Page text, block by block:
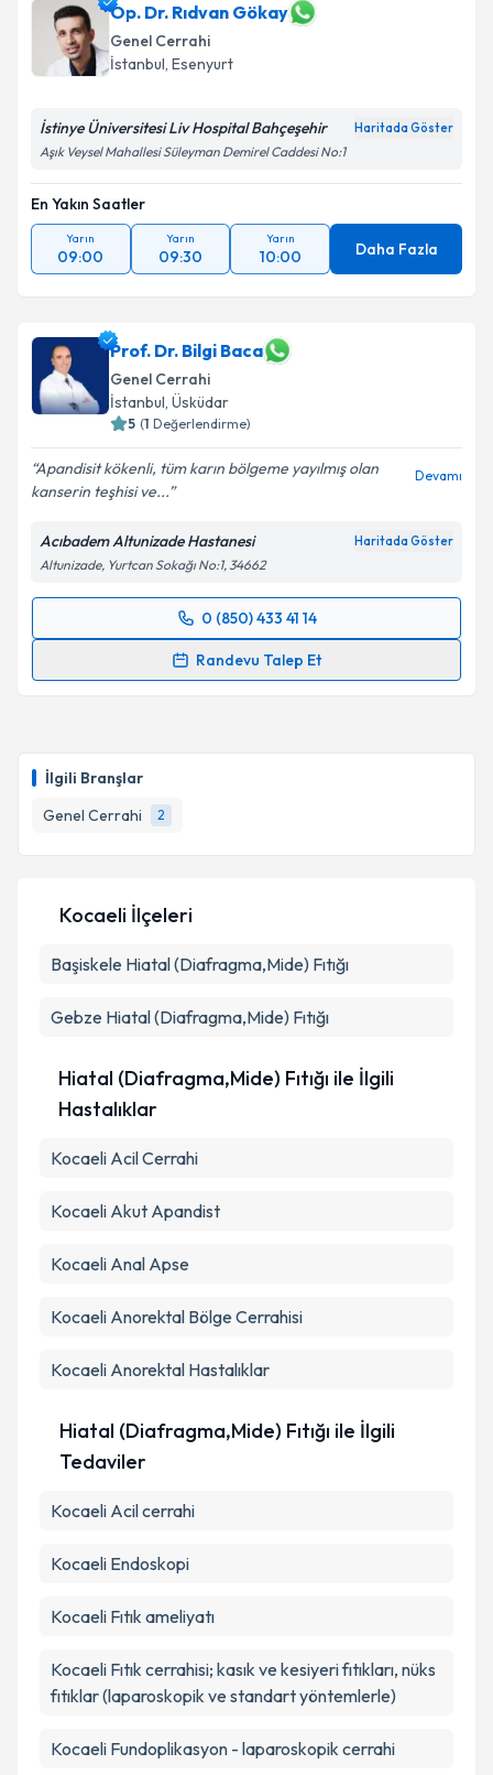
İlgili Branşlar
Genel Cerrahi
2
Op. Dr. Rıdvan Gökay
Genel Cerrahi
İstanbul, Esenyurt
İstinye Üniversitesi Liv Hospital Bahçeşehir Haritada Göster
Aşık Veysel Mahallesi Süleyman Demirel Caddesi No:1
En Yakın Saatler
Yarın
09:00
Yarın
09:30
Yarın
10:00 Daha Fazla
Prof. Dr. Bilgi Baca
Genel Cerrahi
İstanbul, Üsküdar
5 (1 Değerlendirme)
Apandisit kökenli, tüm karın bölgeme yayılmış olan
kanserin teşhisi ve...
Devamı
Acıbadem Altunizade Hastanesi Haritada Göster
Altunizade, Yurtcan Sokağı No:1, 34662
0 (850) 433 41 14
Randevu Talep Et
Randevu Takvimi Talebi
E-posta Adresiniz
Kişisel verilerimin işlenmesine ilişkin
Metni'ni okudum ve kişisel verilerimin belirtilen
Takvim Talebini Gönder
Kocaeli İlçeleri
Başiskele Hiatal (Diafragma,Mide) Fıtığı
Gebze Hiatal (Diafragma,Mide) Fıtığı
Hiatal (Diafragma,Mide) Fıtığı ile İlgili
Hastalıklar
Kocaeli Acil Cerrahi
Kocaeli Akut Apandist
Kocaeli Anal Apse
Kocaeli Anorektal Bölge Cerrahisi
Kocaeli Anorektal Hastalıklar
Hiatal (Diafragma,Mide) Fıtığı ile İlgili
Tedaviler
Kocaeli Acil cerrahi
Kocaeli Endoskopi
Kocaeli Fıtık ameliyatı
Kocaeli Fıtık cerrahisi; kasık ve kesiyeri fıtıkları, nüks
fıtıklar (laparoskopik ve standart yöntemlerle)
Kocaeli Fundoplikasyon - laparoskopik cerrahi